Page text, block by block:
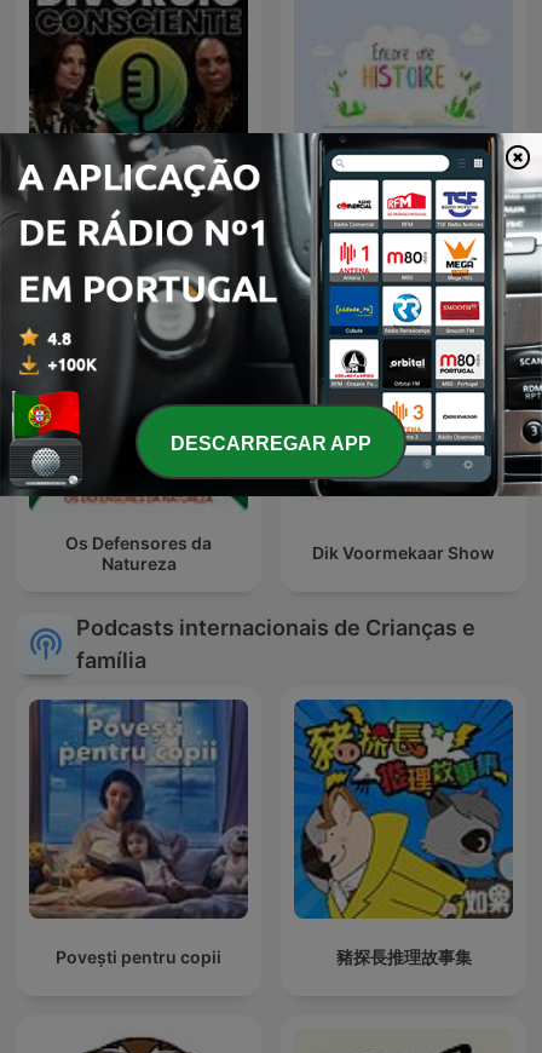
Divórcio Consciente Encore une histoire
Os Defensores da
Natureza
Dik Voormekaar Show
Podcasts internacionais de Crianças e
família
Povești pentru copii 豬探長推理故事集
DESCARREGAR APP